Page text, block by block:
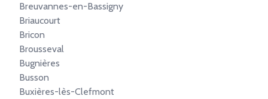
Breuvannes-en-Bassigny
Briaucourt
Bricon
Brousseval
Bugnières
Busson
Buxières-lès-Clefmont